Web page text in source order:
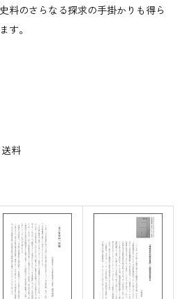
料のさらなる探求の手掛かりも得ら
す。
料